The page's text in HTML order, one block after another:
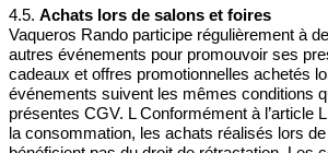
4.5. Achats lors de salons et foires
Vaqueros Rando participe régulièrement à
autres événements pour promouvoir ses
cadeaux et offres promotionnelles achetés
événements suivent les mêmes conditions
présentes CGV. L Conformément à l’article
la consommation, les achats réalisés lors